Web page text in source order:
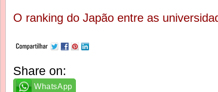
O ranking do Japão entre as
Share on:
WhatsApp